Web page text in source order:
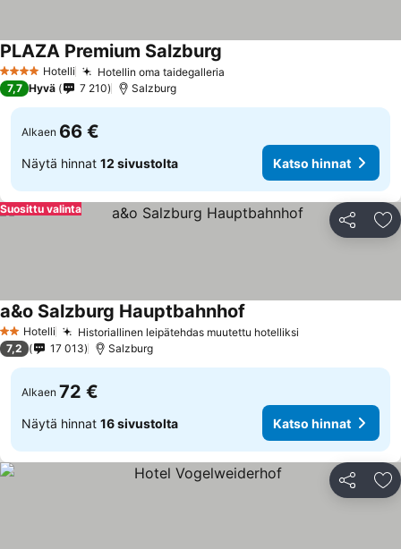
4 Tähtiluokitus
Hotelli Hotellin oma taidegalleria
PLAZA Premium Salzburg
7,7 Hyvä 7 210 Salzburg
Alkaen 66 €
Näytä hinnat 12 sivustolta Katso hinnat
Jaa
Suosittu valinta
2 Tähtiluokitus
Hotelli Historiallinen leipätehdas muutettu hotelliksi
a&o Salzburg Hauptbahnhof
7,2 17 013 Salzburg
Alkaen 72 €
Näytä hinnat 16 sivustolta Katso hinnat
Jaa